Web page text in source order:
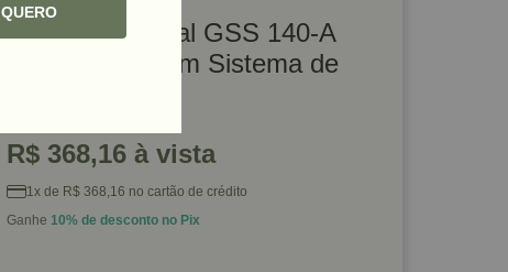
Ref: 76425
Lixadeira Orbital GSS 140-A
220W 127V com Sistema de
R$ 368,16 à vista
1x de R$ 368,16 no cartão de crédito
Ganhe 10% de desconto no Pix